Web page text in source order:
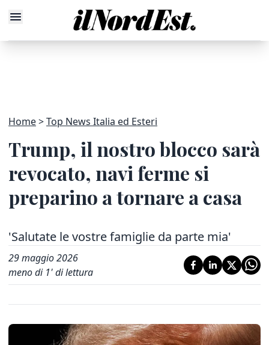
Home Top News Italia ed Esteri
Trump, il nostro blocco sarà
revocato, navi ferme si
preparino a tornare a casa
'Salutate le vostre famiglie da parte mia'
29 maggio 2026
meno di 1' di lettura